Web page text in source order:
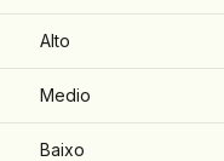
Alto
Medio
Baixo